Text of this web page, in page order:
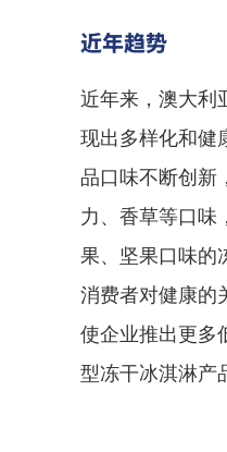
近年趋势
近年来，澳大利
现出多样化和健
品口味不断创新
力、香草等口味
果、坚果口味的
消费者对健康的
使企业推出更多
型冻干冰淇淋产